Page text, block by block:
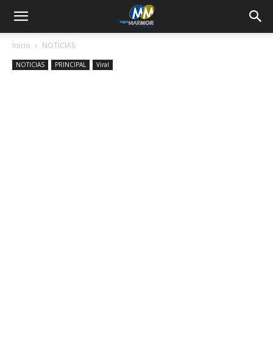
Inicio NOTICIAS
NOTICIAS PRINCIPAL Viral